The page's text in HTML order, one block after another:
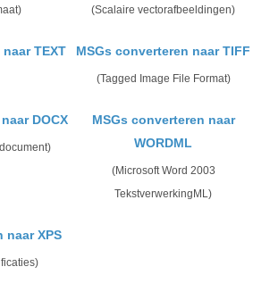
(Scalaire vectorafbeeldingen)
TEXT MSGs converteren naar TIFF
(Tagged Image File Format)
DOCX
MSGs converteren naar
WORDML
(Microsoft Word 2003
TekstverwerkingML)
naar XPS